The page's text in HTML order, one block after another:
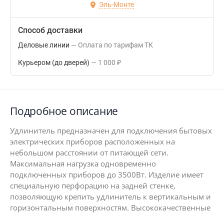
Эль-Монте
Способ доставки
Деловые линии Оплата по тарифам ТК
Курьером (до дверей) 1 000 ₽
Подробное описание
Удлинитель предназначен для подключения бытовых
электрических приборов расположенных на
небольшом расстоянии от питающей сети.
Максимальная нагрузка одновременно
подключенных приборов до 3500Вт. Изделие имеет
специальную перфорацию на задней стенке,
позволяющую крепить удлинитель к вертикальным и
горизонтальным поверхностям. Высококачественные